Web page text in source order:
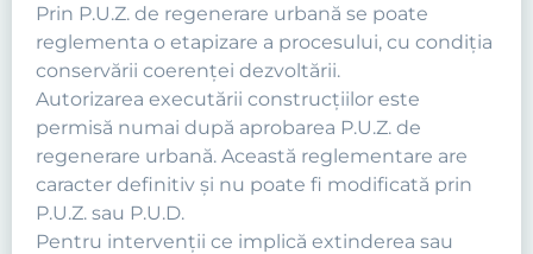
Prin P.U.Z. de regenerare urbană se poate
reglementa o etapizare a procesului, cu condiţia
conservării coerenţei dezvoltării.
Autorizarea executării construcţiilor este
permisă numai după aprobarea P.U.Z. de
regenerare urbană. Această reglementare are
caracter definitiv şi nu poate fi modificată prin
P.U.Z. sau P.U.D.
Pentru intervenţii ce implică extinderea sau